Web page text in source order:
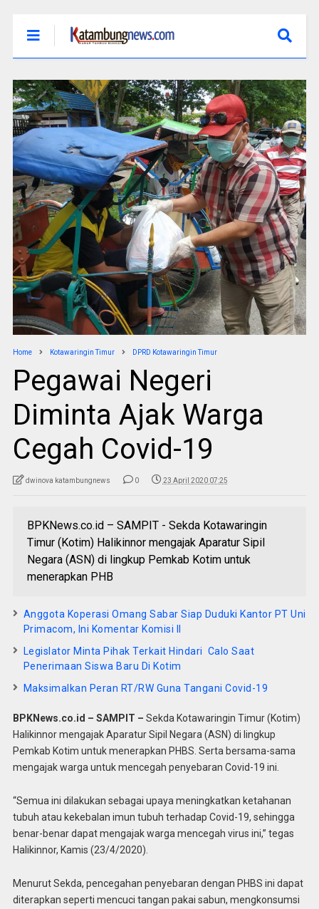
Home Kotawaringin Timur DPRD Kotawaringin Timur
Pegawai Negeri
Diminta Ajak Warga
Cegah Covid-19
dwinova katambungnews 0 23 April 2020 07:25
BPKNews.co.id – SAMPIT - Sekda Kotawaringin
Timur (Kotim) Halikinnor mengajak Aparatur Sipil
Negara (ASN) di lingkup Pemkab Kotim untuk
menerapkan PHB
Anggota Koperasi Omang Sabar Siap Duduki Kantor PT Uni
Primacom, Ini Komentar Komisi II
Legislator Minta Pihak Terkait Hindari Calo Saat
Penerimaan Siswa Baru Di Kotim
Maksimalkan Peran RT/RW Guna Tangani Covid-19
BPKNews.co.id – SAMPIT – Sekda Kotawaringin Timur (Kotim)
Halikinnor mengajak Aparatur Sipil Negara (ASN) di lingkup
Pemkab Kotim untuk menerapkan PHBS. Serta bersama-sama
mengajak warga untuk mencegah penyebaran Covid-19 ini.
“Semua ini dilakukan sebagai upaya meningkatkan ketahanan
tubuh atau kekebalan imun tubuh terhadap Covid-19, sehingga
benar-benar dapat mengajak warga mencegah virus ini,” tegas
Halikinnor, Kamis (23/4/2020).
Menurut Sekda, pencegahan penyebaran dengan PHBS ini dapat
diterapkan seperti mencuci tangan pakai sabun, mengkonsumsi